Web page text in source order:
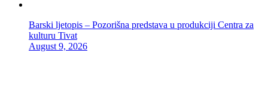
Barski ljetopis – Pozorišna predstava u produkciji Centra za
kulturu Tivat
August 9, 2026